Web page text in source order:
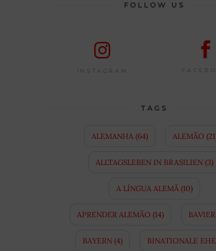
FOLLOW US
INSTAGRAM
TAGS
ALEMANHA (64) ALEMÃO
ALLTAGSLEBEN IN BRASILIEN(3)
A LÍNGUA ALEMÃ (10)
APRENDER ALEMÃO (14)
BAYERN(4) BINATIONALE EHE